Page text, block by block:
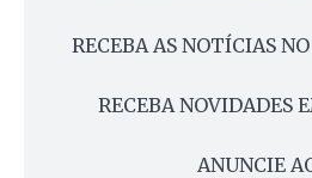
RECEBA AS NOTÍCIAS
RECEBA NOVIDADES
ANUNCIE